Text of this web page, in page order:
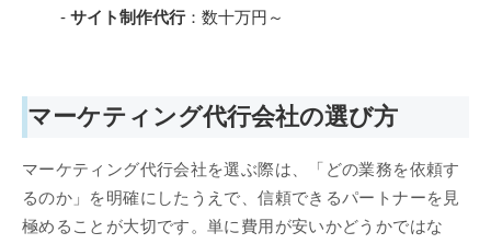
- サイト制作代行：数十万円～
マーケティング代行会社の選び方
マーケティング代行会社を選ぶ際は、「どの業務を依頼す
るのか」を明確にしたうえで、信頼できるパートナーを見
極めることが大切です。単に費用が安いかどうかではな